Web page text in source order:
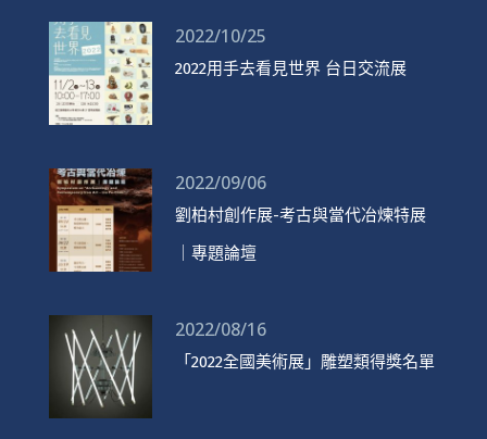
2022/10/25
2022用手去看見世界 台日交流展
2022/09/06
劉柏村創作展-考古與當代冶煉特展
｜專題論壇
2022/08/16
「2022全國美術展」雕塑類得獎名單